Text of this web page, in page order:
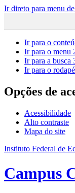
Ir direto para menu
Ir para o
Ir para o menu
Ir para a busca
Ir para o rodapé
Opções de
Acessibilidade
Alto contraste
Mapa do site
Instituto Federal de
Campus